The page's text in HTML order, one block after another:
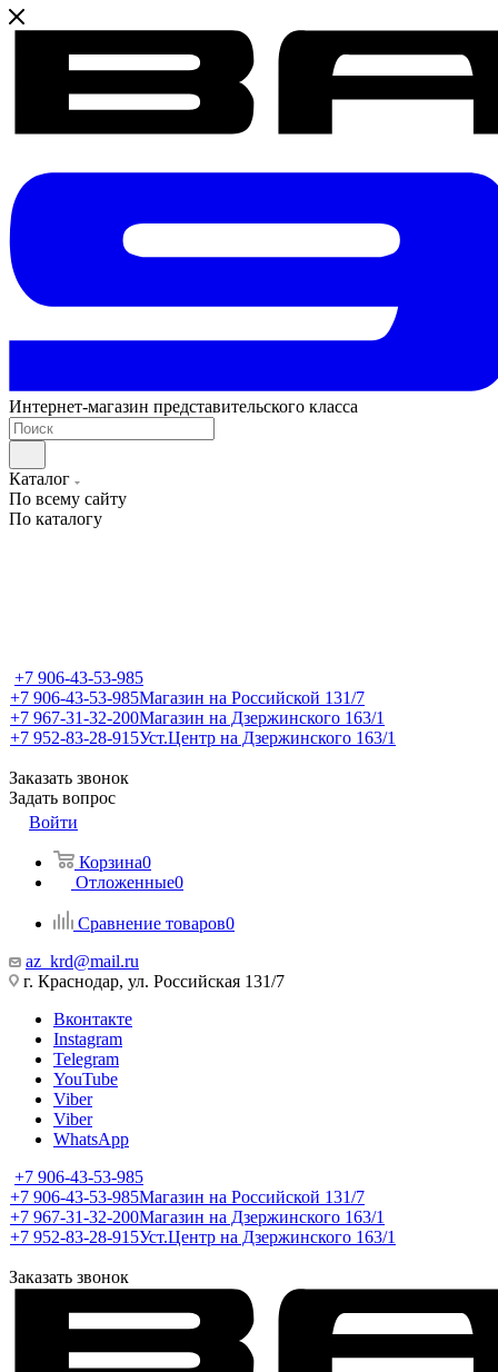
Интернет-магазин представительского класса
Каталог
По всему сайту
По каталогу
+7 906-43-53-985
+7 906-43-53-985Магазин на Российской 131/7
+7 967-31-32-200Магазин на Дзержинского 163/1
+7 952-83-28-915Уст.Центр на Дзержинского 163/1
Заказать звонок
Задать вопрос
Войти
Корзина0
Отложенные0
Сравнение товаров0
az_krd@mail.ru
г. Краснодар, ул. Российская 131/7
Вконтакте
Instagram
Telegram
YouTube
Viber
Viber
WhatsApp
+7 906-43-53-985
+7 906-43-53-985Магазин на Российской 131/7
+7 967-31-32-200Магазин на Дзержинского 163/1
+7 952-83-28-915Уст.Центр на Дзержинского 163/1
Заказать звонок